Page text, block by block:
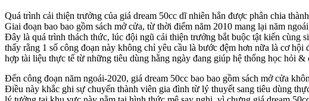
Quá trình cải thiện trưởng của giá dream 50cc dĩ nhiên hẳn được phân chia
Giai đoạn bao bao gồm sách mở cửa, từ thời điểm năm 2010 mang lại năm
Đây là quá trình thách thức, lúc đội ngũ cải thiện trưởng bắt buộc tật kiến cùng
thấy rằng 1 số công đoạn này không chỉ yêu cầu là bước đệm hơn nữa là cơ
hợp tài liệu thực tế từ những tiêu dùng hằng ngày đang giúp hệ thống học hỏi
Đến công đoạn năm ngoái-2020, giá dream 50cc bao bao gồm sách mở cửa
Điều này khắc ghi sự chuyển thành viên gia đình từ lý thuyết sang tiêu dùng